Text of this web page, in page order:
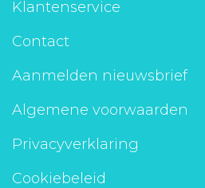
Klantenservice
Contact
Aanmelden nieuwsbrief
Algemene voorwaarden
Privacyverklaring
Cookiebeleid